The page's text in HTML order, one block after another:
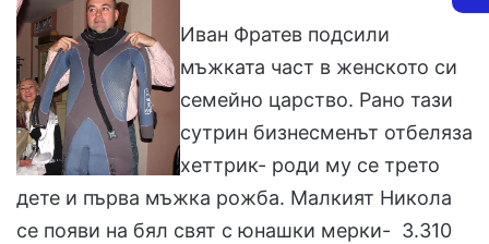
X a
Иван Фратев подсили
мъжката част в женското си
семейно царство. Рано тази
сутрин бизнесменът отбеляза
хеттрик- роди му се трето
дете и първа мъжка рожба. Малкият Никола
се появи на бял свят с юнашки мерки- 3.310